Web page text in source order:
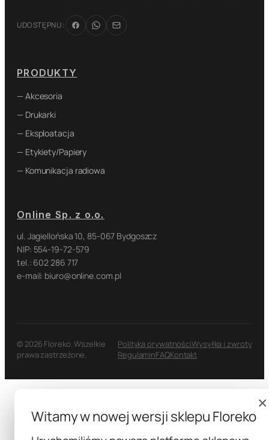
UDOSTĘPNIJ:
PRODUKTY
— Akcesoria
— Drukarki
— Eksploatacja
— Etykiety/Papiery
— Komunikacja radiowa
Online Sp. z o.o.
ul. Jagiellońska 10, 85-067 Bydgoszcz
NIP: 554-19-72-579
tel.: 602 286 717
e-mail: biuro@online.com.pl
© 2026 Floreko. Wszelkie
prawa zastrzeżone.
Polityka prywatnościWysyłka i zwroty
RegulaminFAQKontakt
×
Witamy w nowej wersji sklepu Floreko